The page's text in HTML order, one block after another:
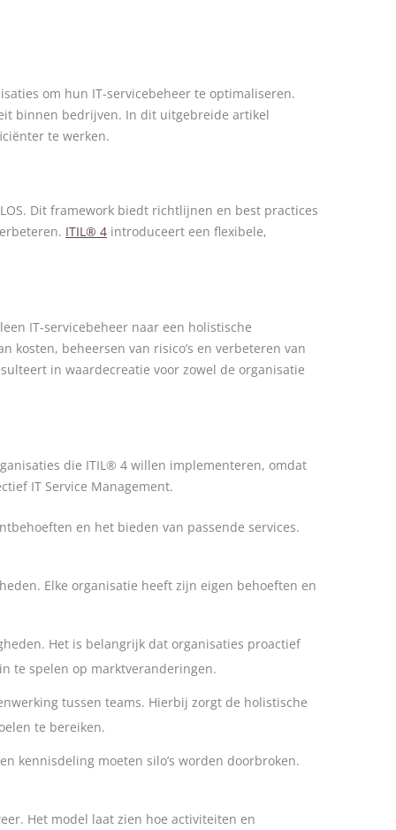
om hun IT-servicebeheer te optimaliseren.
binnen bedrijven. In dit uitgebreide artikel
te werken.
Dit framework biedt richtlijnen en best practices
ITIL® 4 introduceert een flexibele,
IT-servicebeheer naar een holistische
beheersen van risico’s en verbeteren van
in waardecreatie voor zowel de organisatie
die ITIL® 4 willen implementeren, omdat
IT Service Management.
en het bieden van passende services.
Elke organisatie heeft zijn eigen behoeften en
Het is belangrijk dat organisaties proactief
te spelen op marktveranderingen.
tussen teams. Hierbij zorgt de holistische
te bereiken.
kennisdeling moeten silo’s worden doorbroken.
Het model laat zien hoe activiteiten en